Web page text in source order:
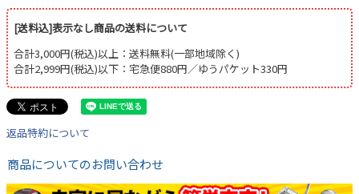
[送料込]表示なし商品の送料について
合計3,000円(税込)以上：送料無料(一部地域除く)
合計2,999円(税込)以下：宅急便880円／ゆうパケット330円
返品特約について
商品についてのお問い合わせ